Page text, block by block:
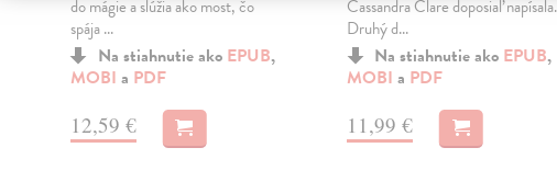
do mágie a slúžia ako most, čo
spája ...
Na stiahnutie ako EPUB,
MOBI a PDF
12,59 €
Cassandra Clare doposiaľ napísala.
Druhý d...
Na stiahnutie ako EPUB,
MOBI a PDF
11,99 €